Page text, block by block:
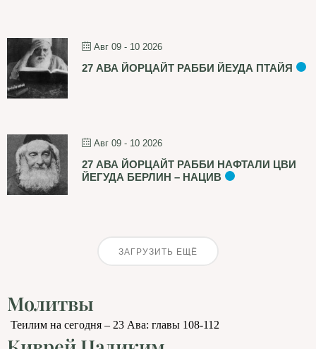
Авг 09 - 10 2026
27 АВА ЙОРЦАЙТ РАББИ ЙЕУДА ПТАЙЯ
Авг 09 - 10 2026
27 АВА ЙОРЦАЙТ РАББИ НАФТАЛИ ЦВИ
ЙЕГУДА БЕРЛИН – НАЦИВ
ЗАГРУЗИТЬ ЕЩЁ
Молитвы
Теилим на сегодня – 23 Ава: главы 108-112